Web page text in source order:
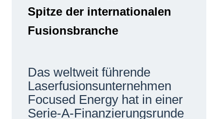
Spitze der internationalen
Fusionsbranche
Das weltweit führende
Laserfusionsunternehmen
Focused Energy hat in einer
Serie-A-Finanzierungsrunde